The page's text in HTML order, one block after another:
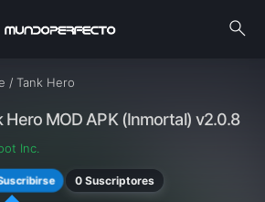
search
/ Tank Hero
Hero MOD APK (Inmortal) v2.0.8
Inc.
0 Suscriptores